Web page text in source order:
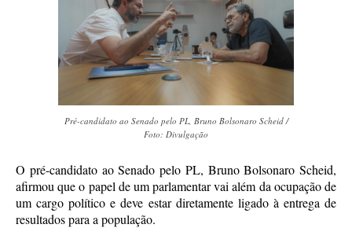
Pré-candidato ao Senado pelo PL, Bruno Bolsonaro Scheid /
Foto: Divulgação
O pré-candidato ao Senado pelo PL, Bruno Bolsonaro Scheid,
afirmou que o papel de um parlamentar vai além da ocupação de
um cargo político e deve estar diretamente ligado à entrega de
resultados para a população.